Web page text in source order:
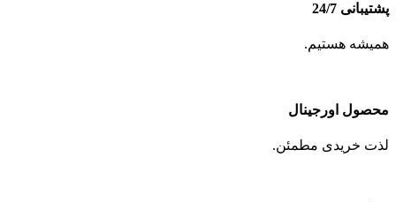
پشتیبانی 24/7
همیشه هستیم.
محصول اورجینال
لذت خریدی مطمئن.